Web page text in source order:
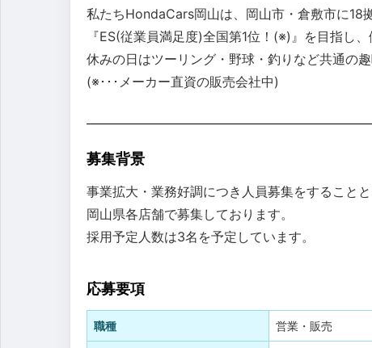
私たちHondaCars岡山は、岡山市・倉敷市に18
『ES(従業員満足度)全国第1位！(※)』を目指し
休みの日はツーリング・野球・釣りなど共通の
(※･･･メーカー直資の販売会社中)
募集背景
事業拡大・業務好調につき人員募集をすることと
岡山県各店舗で募集しております。
採用予定人数は3名を予定しています。
応募要項
職種 営業・販売